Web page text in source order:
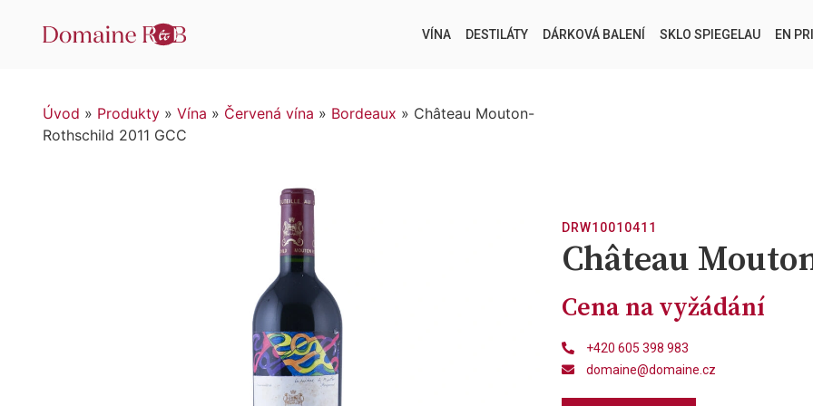
VÍNA DESTILÁTY DÁRKOVÁ BALENÍ SKLO SPIEGELAU EN
Úvod » Produkty » Vína » Červená vína » Bordeaux » Château Mouton-
Rothschild 2011 GCC
DRW10010411
Château
Cena na vyžádání
+420 605 398 983
domaine@domaine.cz